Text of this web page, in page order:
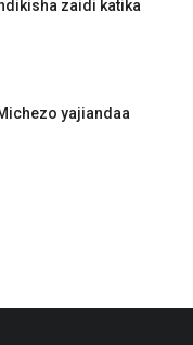
zaidi katika
yajiandaa